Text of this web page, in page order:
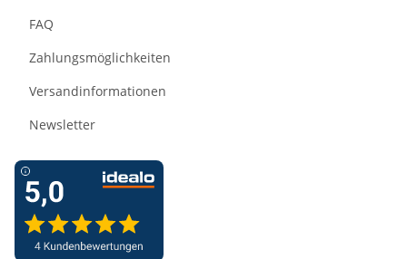
FAQ
Zahlungsmöglichkeiten
Versandinformationen
Newsletter